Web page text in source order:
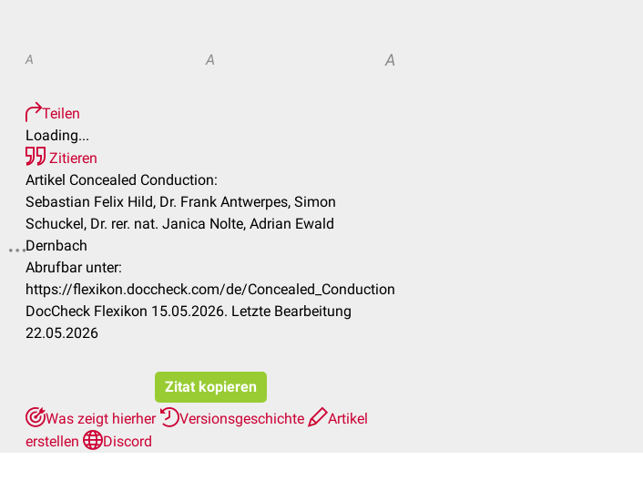
A A A
Teilen
Loading...
Zitieren
Artikel Concealed Conduction:
Sebastian Felix Hild, Dr. Frank Antwerpes, Simon
Schuckel, Dr. rer. nat. Janica Nolte, Adrian Ewald
Dernbach
Abrufbar unter:
https://flexikon.doccheck.com/de/Concealed_Conduction
DocCheck Flexikon 15.05.2026. Letzte Bearbeitung
22.05.2026
Zitat kopieren
Was zeigt hierher
Versionsgeschichte
Artikel
erstellen
Discord